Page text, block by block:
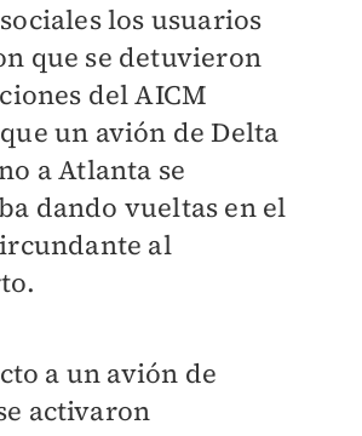
los usuarios
que se detuvieron
del AICM
un avión de Delta
a Atlanta se
dando vueltas en el
al
a un avión de
activaron